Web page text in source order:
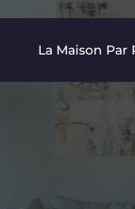
La Maison Par